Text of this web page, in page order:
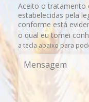
Aceito o tratamento
estabelecidas pela
conforme está
o qual eu tomei
a tecla abaixo para